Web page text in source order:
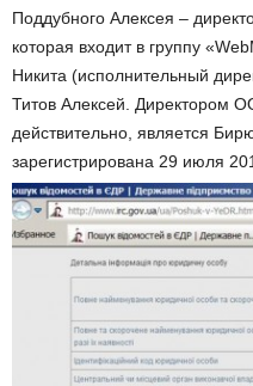
Поддубного Алексея –
которая входит в группу
Никита (исполнительный
Титов Алексей. Директором
действительно, является
зарегистрирована 29 июля